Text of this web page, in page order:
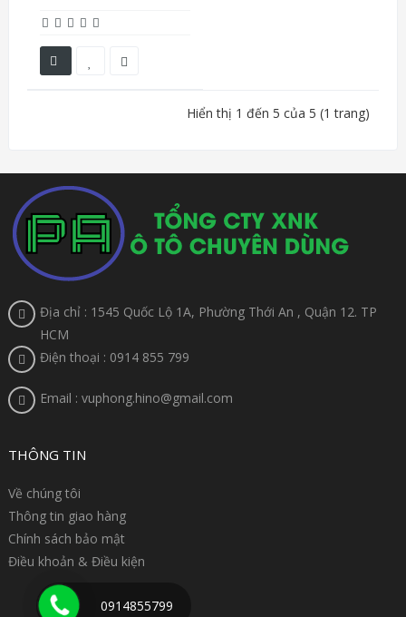
Hiển thị 1 đến 5 của 5 (1 trang)
Địa chỉ : 1545 Quốc Lộ 1A, Phường Thới An , Quận 12. TP
HCM
Điện thoại : 0914 855 799
Email : vuphong.hino@gmail.com
THÔNG TIN
Về chúng tôi
Thông tin giao hàng
Chính sách bảo mật
Điều khoản & Điều kiện
0914855799